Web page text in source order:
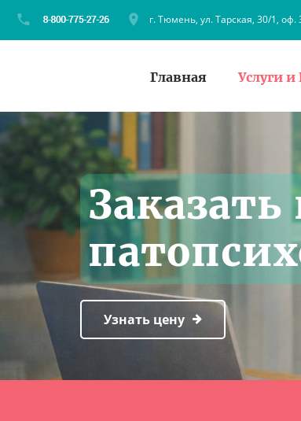
г. Тюмень, ул. Тарская, 30/1, оф.
Главная Услуги
Узнать цену